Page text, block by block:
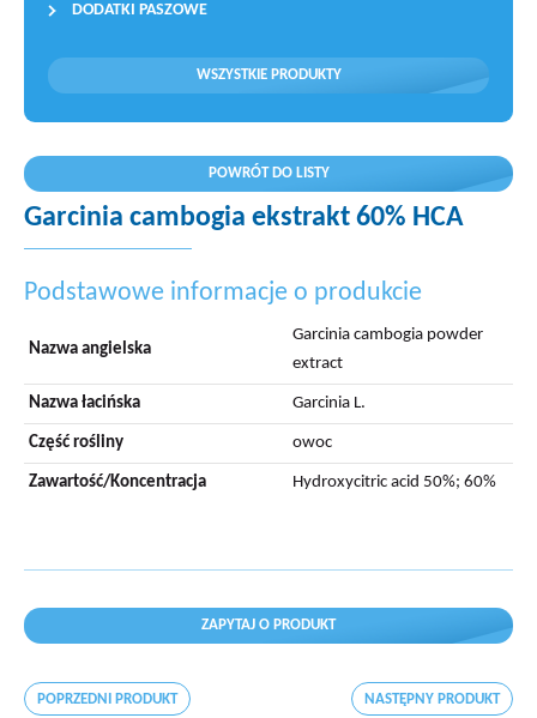
DODATKI PASZOWE
WSZYSTKIE PRODUKTY
POWRÓT DO LISTY
Garcinia cambogia ekstrakt 60% HCA
Podstawowe informacje o produkcie
Nazwa angielska
Garcinia cambogia powder
extract
Nazwa łacińska Garcinia L.
Część rośliny owoc
Zawartość/Koncentracja Hydroxycitric acid 50%; 60%
ZAPYTAJ O PRODUKT
POPRZEDNI PRODUKT NASTĘPNY PRODUKT